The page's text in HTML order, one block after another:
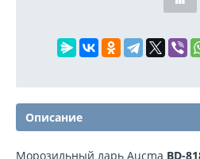
Описание
Морозильный ларь Aucma BD-